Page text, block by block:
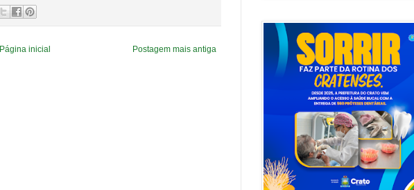
Postagem mais antiga
Página inicial